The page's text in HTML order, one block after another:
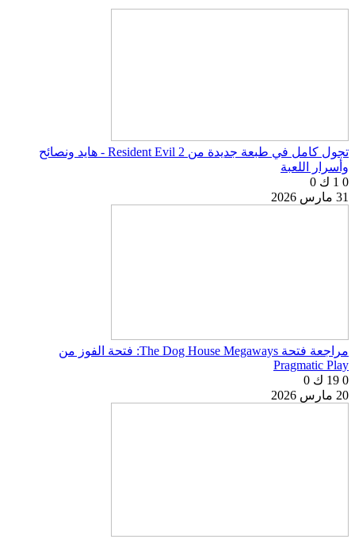
تجول كامل في طبعة جديدة من Resident Evil 2 - هايد ونصائح
وأسرار اللعبة
0 1 ك
0
31 مارس 2026
مراجعة فتحة The Dog House Megaways: فتحة الفوز من
Pragmatic Play
0 19 ك
0
20 مارس 2026